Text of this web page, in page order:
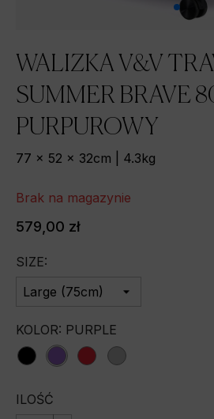
WALIZKA V&V
SUMMER BRAVE
PURPUROWY
77 x 52 x 32cm | 4.3kg
Brak na magazynie
579,00 zł
SIZE:
KOLOR: PURPLE
blackpurplered silver
ILOŚĆ